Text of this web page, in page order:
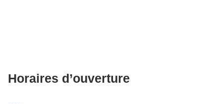
Horaires d’ouverture